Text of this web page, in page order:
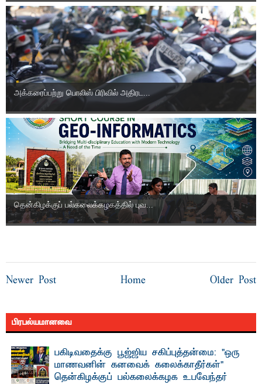
அக்கரைப்பற்று பொலிஸ் பிரிவில் அதிரட...
தென்கிழக்குப் பல்கலைக்கழகத்தில் புவ...
Newer Post Older Post
Home
பிரபல்யமானவை
பகிடிவதைக்கு பூஜ்ஜிய சகிப்புத்தன்மை: "ஒரு
மாணவனின் கனவைக் கலைக்காதீர்கள்" –
தென்கிழக்குப் பல்கலைக்கழக உபவேந்தர்